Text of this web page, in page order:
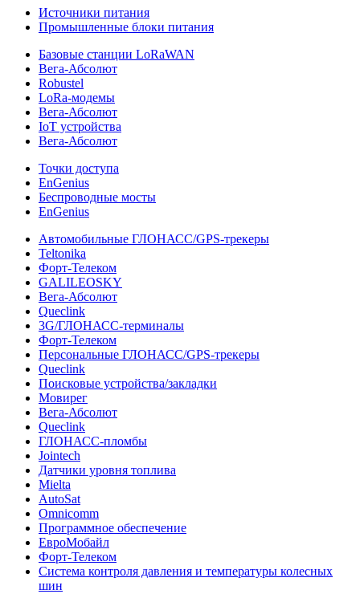
Источники питания
Промышленные блоки питания
Базовые станции LoRaWAN
Вега-Абсолют
Robustel
LoRa-модемы
Вега-Абсолют
IoT устройства
Вега-Абсолют
Точки доступа
EnGenius
Беспроводные мосты
EnGenius
Автомобильные ГЛОНАСС/GPS-трекеры
Teltonika
Форт-Телеком
GALILEOSKY
Вега-Абсолют
Queclink
3G/ГЛОНАСС-терминалы
Форт-Телеком
Персональные ГЛОНАСС/GPS-трекеры
Queclink
Поисковые устройства/закладки
Мовирег
Вега-Абсолют
Queclink
ГЛОНАСС-пломбы
Jointech
Датчики уровня топлива
Mielta
AutoSat
Omnicomm
Программное обеспечение
ЕвроМобайл
Форт-Телеком
Система контроля давления и температуры колесных
шин